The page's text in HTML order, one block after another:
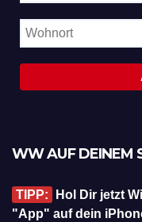
WW AUF DEINEM
TIPP:
Hol Dir jetzt
"App" auf dein